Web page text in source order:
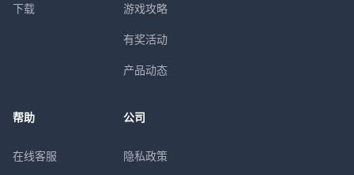
下载 游戏攻略
有奖活动
产品动态
帮助
在线客服
公司
隐私政策